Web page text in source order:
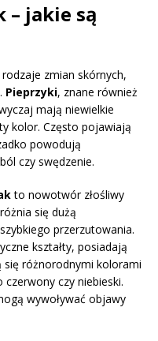
– jakie są
zmian skórnych,
Pieprzyki, znane również
mają niewielkie
kolor. Często pojawiają
powodują
czy swędzenie.
to nowotwór złośliwy
się dużą
przerzutowania.
kształty, posiadają
się różnorodnymi kolorami
czy niebieski.
wywoływać objawy